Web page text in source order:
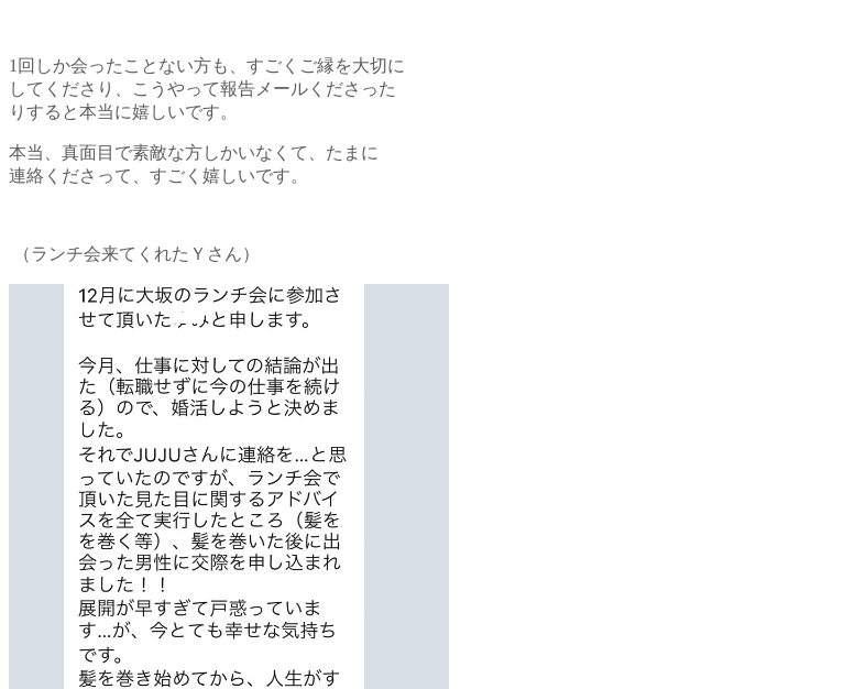
1回しか会ったことない方も、すごくご縁を大切に
してくださり、
こうやって報告メールくださった
りすると本当に嬉しいです。
本当、真面目で素敵な方しかいなくて、 たまに
連絡くださって、すごく嬉しいです。
（ランチ会来てくれたＹさん）